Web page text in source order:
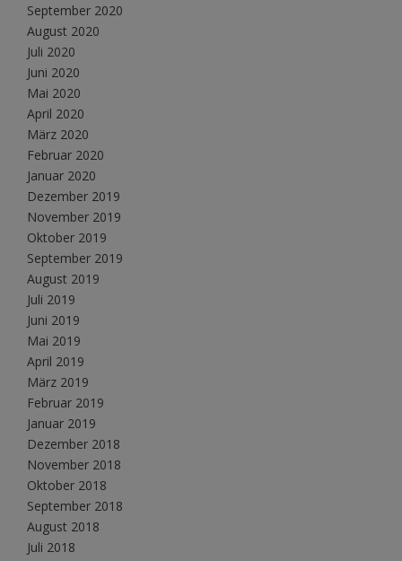
September 2020
August 2020
Juli 2020
Juni 2020
Mai 2020
April 2020
März 2020
Februar 2020
Januar 2020
Dezember 2019
November 2019
Oktober 2019
September 2019
August 2019
Juli 2019
Juni 2019
Mai 2019
April 2019
März 2019
Februar 2019
Januar 2019
Dezember 2018
November 2018
Oktober 2018
September 2018
August 2018
Juli 2018